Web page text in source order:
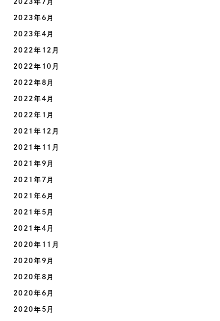
2023年7月
2023年6月
2023年4月
2022年12月
2022年10月
2022年8月
2022年4月
2022年1月
2021年12月
2021年11月
2021年9月
2021年7月
2021年6月
2021年5月
2021年4月
2020年11月
2020年9月
2020年8月
2020年6月
2020年5月